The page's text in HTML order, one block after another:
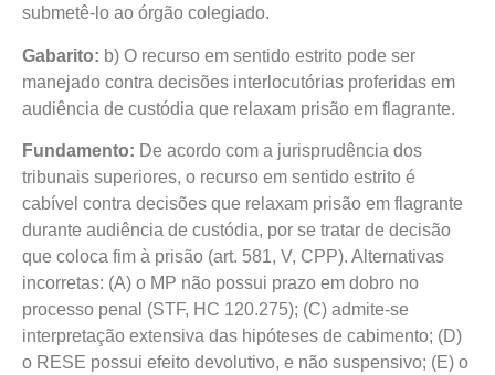
submetê-lo ao órgão colegiado.
Gabarito: b) O recurso em sentido estrito pode ser
manejado contra decisões interlocutórias proferidas em
audiência de custódia que relaxam prisão em flagrante.
Fundamento: De acordo com a jurisprudência dos
tribunais superiores, o recurso em sentido estrito é
cabível contra decisões que relaxam prisão em flagrante
durante audiência de custódia, por se tratar de decisão
que coloca fim à prisão (art. 581, V, CPP). Alternativas
incorretas: (A) o MP não possui prazo em dobro no
processo penal (STF, HC 120.275); (C) admite-se
interpretação extensiva das hipóteses de cabimento; (D)
o RESE possui efeito devolutivo, e não suspensivo; (E) o